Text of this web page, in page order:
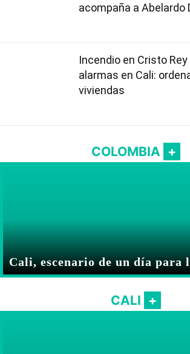
acompaña a Abelardo
Incendio en Cristo
alarmas en Cali:
viviendas
COLOMBIA
Cali, escenario de un día para
CALI